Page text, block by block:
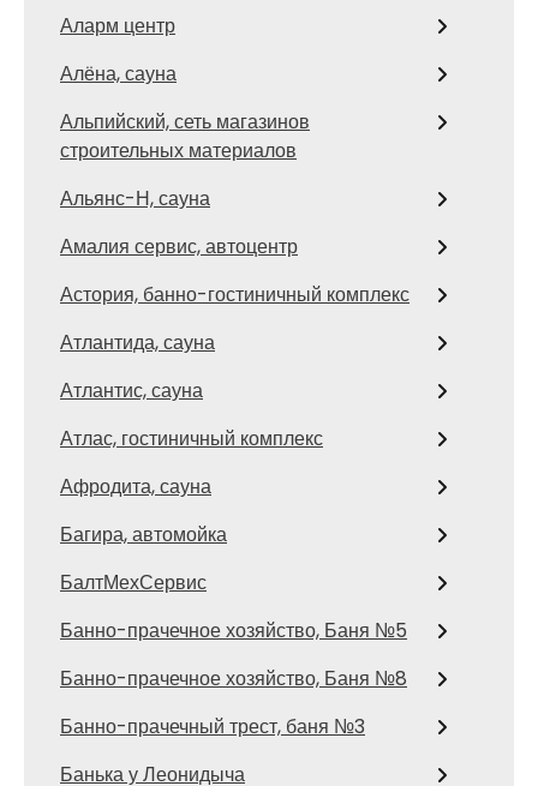
Аларм центр
Алёна, сауна
Альпийский, сеть магазинов
строительных материалов
Альянс-Н, сауна
Амалия сервис, автоцентр
Астория, банно-гостиничный комплекс
Атлантида, сауна
Атлантис, сауна
Атлас, гостиничный комплекс
Афродита, сауна
Багира, автомойка
БалтМехСервис
Банно-прачечное хозяйство, Баня №5
Банно-прачечное хозяйство, Баня №8
Банно-прачечный трест, баня №3
Банька у Леонидыча